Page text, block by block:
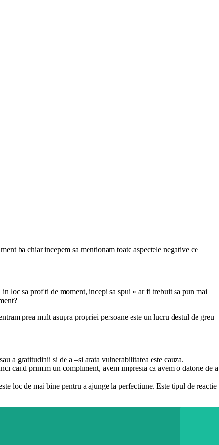
ba chiar incepem sa mentionam toate aspectele negative ce
loc sa profiti de moment, incepi sa spui « ar fi trebuit sa pun mai
prea mult asupra propriei persoane este un lucru destul de greu
a gratitudinii si de a –si arata vulnerabilitatea este cauza.
cand primim un compliment, avem impresia ca avem o datorie de a
loc de mai bine pentru a ajunge la perfectiune. Este tipul de reactie